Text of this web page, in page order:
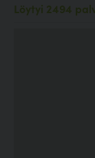
Löytyi 2494